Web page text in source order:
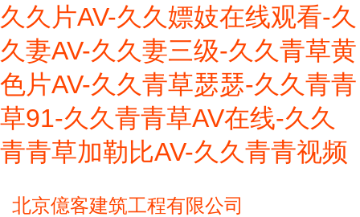
久久片AV-久久嫖妓在线观看-久
久妻AV-久久妻三级-久久青草黄
色片AV-久久青草瑟瑟-久久青青
草91-久久青青草AV在线-久久
青青草加勒比AV-久久青青视频
北京億客建筑工程有限公司